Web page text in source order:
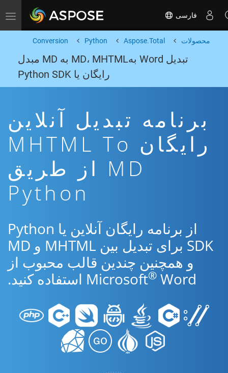
Toggle navigation فارسی
محصولات Aspose.Total
Python
Conversion
تبدیل Word بهMD، MHTML به MD مبدل
رایگان یا Python SDK
برنامه تبدیل آنلاین
رایگان MHTML To
MD از طریق
Python
از برنامه رایگان آنلاین یا Python
SDK برای تبدیل بین MHTML و MD
و همچنین چندین قالب محبوب از
Microsoft® Word استفاده کنید.